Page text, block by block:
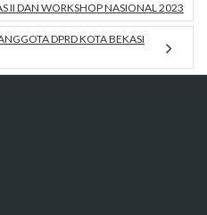
II DAN WORKSHOP NASIONAL 2023
DPRD KOTA BEKASI